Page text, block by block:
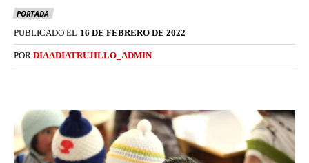
PORTADA
PUBLICADO EL 16 DE FEBRERO DE 2022
POR DIAADIATRUJILLO_ADMIN